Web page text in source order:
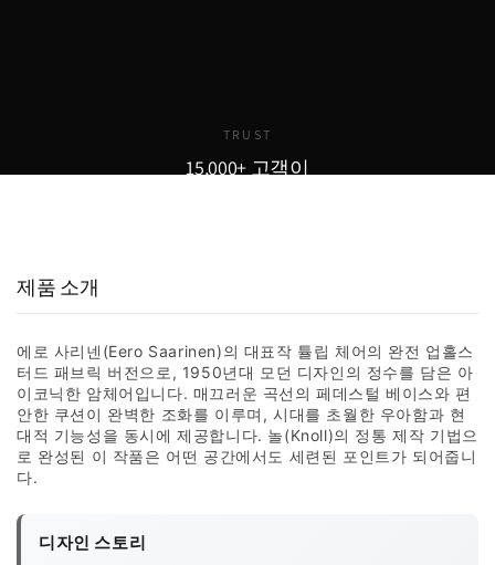
TRUST
15,000+ 고객이
실구매 고객
제품 소개
에로 사리넨(Eero Saarinen)의 대표작 튤립 체어의 완전 업홀스
터드 패브릭 버전으로, 1950년대 모던 디자인의 정수를 담은 아
이코닉한 암체어입니다. 매끄러운 곡선의 페데스털 베이스와 편
안한 쿠션이 완벽한 조화를 이루며, 시대를 초월한 우아함과 현
대적 기능성을 동시에 제공합니다. 놀(Knoll)의 정통 제작 기법으
로 완성된 이 작품은 어떤 공간에서도 세련된 포인트가 되어줍니
다.
디자인 스토리